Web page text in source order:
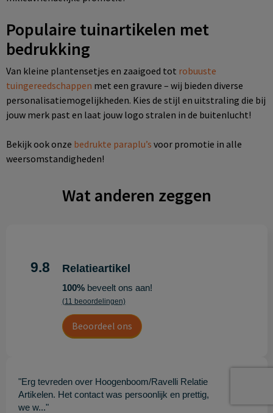
Populaire tuinartikelen met
bedrukking
Van kleine plantensetjes en zaaigoed tot robuuste
tuingereedschappen met een gravure – wij bieden diverse
personalisatiemogelijkheden. Kies de stijl en uitstraling die bij
jouw merk past en laat jouw logo stralen in de buitenlucht!
Bekijk ook onze bedrukte paraplu’s voor promotie in alle
weersomstandigheden!
Wat anderen zeggen
9.8 Relatieartikel
100%beveelt ons aan!
(11 beoordelingen)
Beoordeel ons
"Erg tevreden over Hoogenboom/Ravelli Relatie
Artikelen. Het contact was persoonlijk en prettig,
we w..."